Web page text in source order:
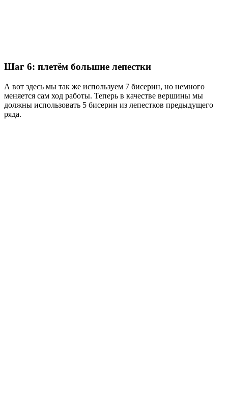
Шаг 6: плетём большие лепестки
А вот здесь мы так же используем 7 бисерин, но немного
меняется сам ход работы. Теперь в качестве вершины мы
должны использовать 5 бисерин из лепестков предыдущего
ряда.